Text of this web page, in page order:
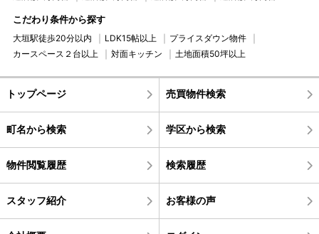
こだわり条件から探す
大垣駅徒歩20分以内 LDK15帖以上
プライスダウン物件
カースペース２台以上
対面キッチン 土地面積50坪以上
トップページ 売買物件検索
町名から検索 学区から検索
物件閲覧履歴 検索履歴
スタッフ紹介 お客様の声